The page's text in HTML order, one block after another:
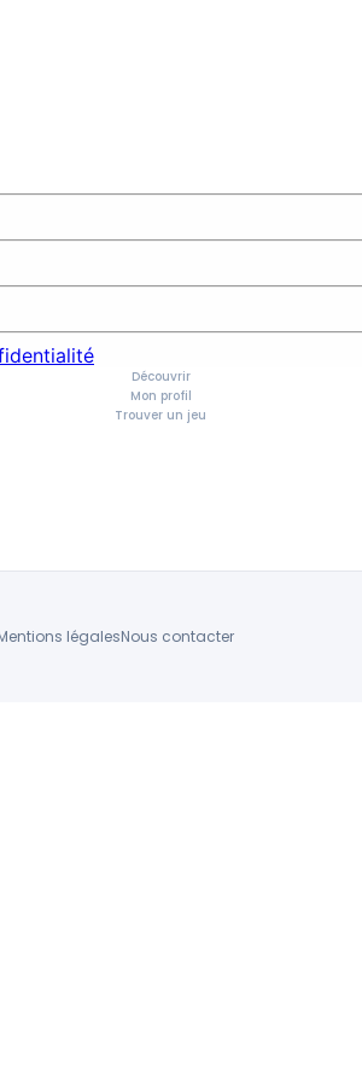
Découvrir
Mon profil
Trouver un jeu
légalesNous contacter